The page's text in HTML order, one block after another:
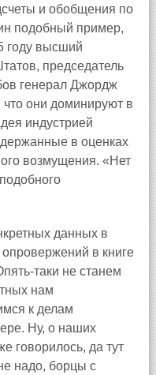
и обобщения по
подобный пример,
году высший
председатель
генерал Джордж
они доминируют в
индустрией
в оценках
возмущения. «Нет
данных в
в книге
не станем
нам
к делам
Ну, о наших
говорилось, да тут
надо, борцы с